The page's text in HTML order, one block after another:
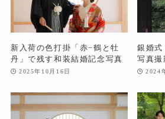
新入荷の色打掛「赤−鶴と牡
丹」で残す和装結婚記念写真
2025年10月16日
銀婚式
写真撮
2024